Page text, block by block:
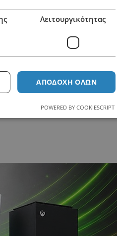
Λειτουργικότητας
ΑΠΟΔΟΧΉ ΌΛΩΝ
POWERED BY COOKIESCRIPT